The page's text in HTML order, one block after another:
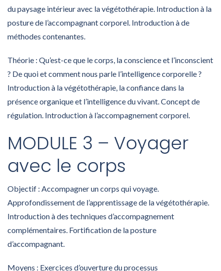
du paysage intérieur avec la végétothérapie. Introduction à la
posture de l’accompagnant corporel. Introduction à de
méthodes contenantes.
Théorie : Qu’est-ce que le corps, la conscience et l’inconscient
? De quoi et comment nous parle l’intelligence corporelle ?
Introduction à la végétothérapie, la confiance dans la
présence organique et l’intelligence du vivant. Concept de
régulation. Introduction à l’accompagnement corporel.
MODULE 3 – Voyager
avec le corps
Objectif : Accompagner un corps qui voyage.
Approfondissement de l’apprentissage de la végétothérapie.
Introduction à des techniques d’accompagnement
complémentaires. Fortification de la posture
d’accompagnant.
Moyens : Exercices d’ouverture du processus